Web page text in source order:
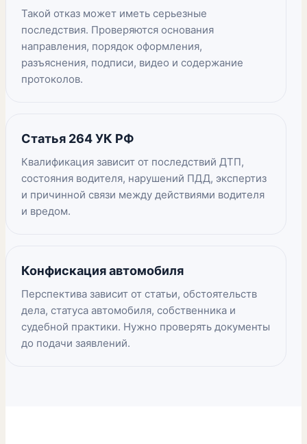
Такой отказ может иметь серьезные
последствия. Проверяются основания
направления, порядок оформления,
разъяснения, подписи, видео и содержание
протоколов.
Статья 264 УК РФ
Квалификация зависит от последствий ДТП,
состояния водителя, нарушений ПДД, экспертиз
и причинной связи между действиями водителя
и вредом.
Конфискация автомобиля
Перспектива зависит от статьи, обстоятельств
дела, статуса автомобиля, собственника и
судебной практики. Нужно проверять документы
до подачи заявлений.